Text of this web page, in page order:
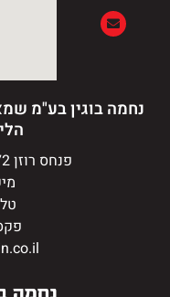
נחמה בוגין בע"מ
פנחס רוזן 72, בנין "טופ דן", תל אביב
טל: 03-
פקס: 03-